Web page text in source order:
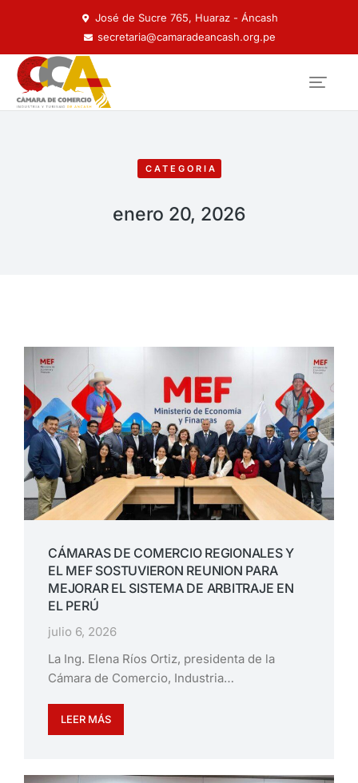
José de Sucre 765, Huaraz - Áncash
secretaria@camaradeancash.org.pe
CATEGORIA
enero 20, 2026
CÁMARAS DE COMERCIO REGIONALES Y
EL MEF SOSTUVIERON REUNION PARA
MEJORAR EL SISTEMA DE ARBITRAJE EN
EL PERÚ
julio 6, 2026
La Ing. Elena Ríos Ortiz, presidenta de la
Cámara de Comercio, Industria…
LEER MÁS